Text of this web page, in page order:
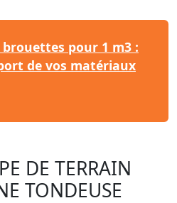
brouettes pour 1 m3 :
de vos matériaux
DE TERRAIN
TONDEUSE